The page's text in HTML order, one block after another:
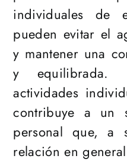
individuales de
pueden evitar el
y mantener una
y equilibrada.
actividades
contribuye a un
personal que, a
relación en